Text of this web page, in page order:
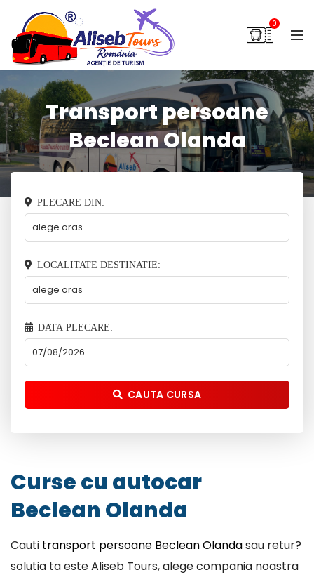
0
Transport persoane
Beclean Olanda
PLECARE DIN:
LOCALITATE DESTINATIE:
DATA PLECARE:
CAUTA CURSA
Curse cu autocar
Beclean Olanda
Cauti transport persoane Beclean Olandasau retur?
solutia ta este Aliseb Tours, alege compania noastra